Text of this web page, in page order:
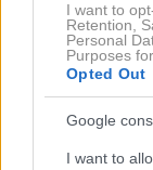
I want to
Retention,
Personal
Purposes
Opted Out
Google
I want to